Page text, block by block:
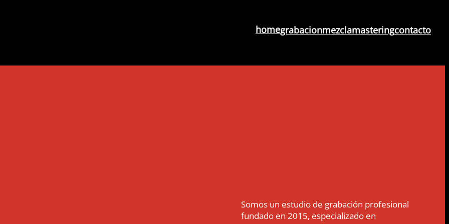
homegrabacionmezclamasteringcontacto
Somos un estudio de grabación profesional
fundado en 2015, especializado en